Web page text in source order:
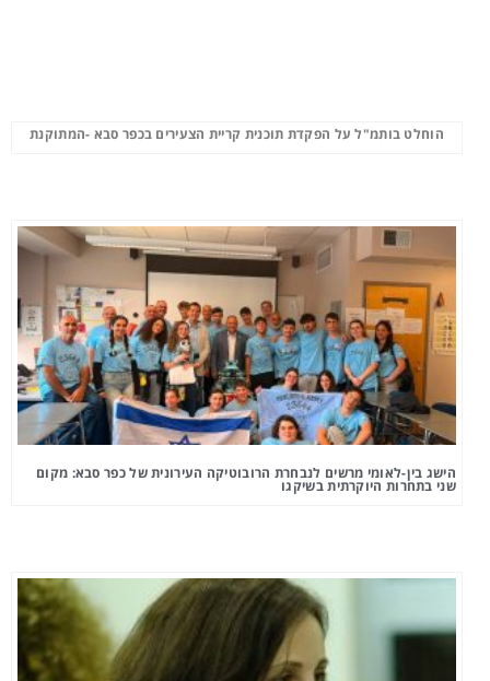
הוחלט בותמ"ל על הפקדת תוכנית קריית הצעירים בכפר סבא -המתוקנת
הישג בין-לאומי מרשים לנבחרת הרובוטיקה העירונית של כפר סבא: מקום
שני בתחרות היוקרתית בשיקגו